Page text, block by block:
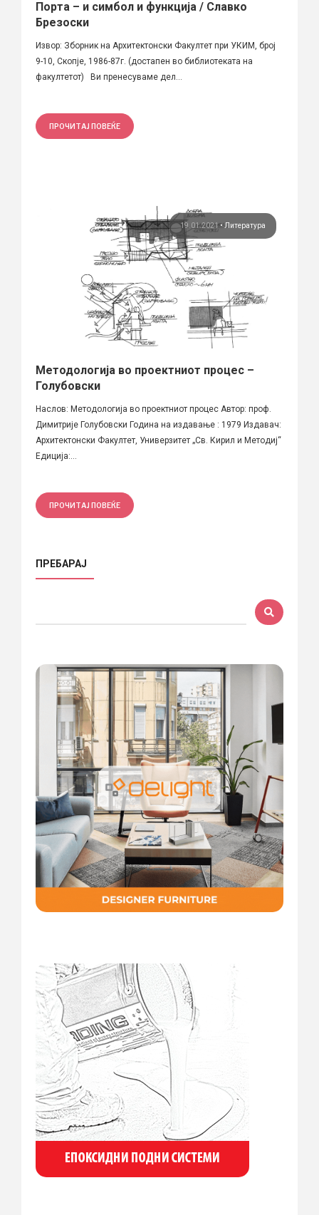
Порта – и симбол и функција / Славко
Брезоски
Извор: Зборник на Архитектонски Факултет при УКИМ, број
9-10, Скопје, 1986-87г. (достапен во библиотеката на
факултетот) Ви пренесуваме дел...
ПРОЧИТАЈ ПОВЕЌЕ
19.01.2021•Литература
Методологија во проектниот процес –
Голубовски
Наслов: Методологија во проектниот процес Автор: проф.
Димитрије Голубовски Година на издавање : 1979 Издавач:
Архитектонски Факултет, Универзитет „Св. Кирил и Методиј“
Едиција:...
ПРОЧИТАЈ ПОВЕЌЕ
ПРЕБАРАЈ